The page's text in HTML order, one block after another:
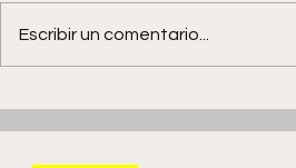
Escribir un comentario...